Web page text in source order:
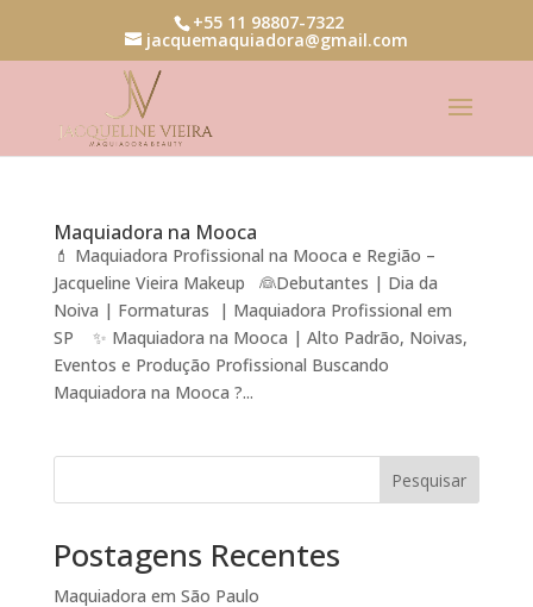
+55 11 98807-7322
jacquemaquiadora@gmail.com
Maquiadora na Mooca
💄 Maquiadora Profissional na Mooca e Região –
Jacqueline Vieira Makeup 👰Debutantes | Dia da
Noiva | Formaturas | Maquiadora Profissional em
SP ✨ Maquiadora na Mooca | Alto Padrão, Noivas,
Eventos e Produção Profissional Buscando
Maquiadora na Mooca ?...
Pesquisar
Postagens Recentes
Maquiadora em São Paulo